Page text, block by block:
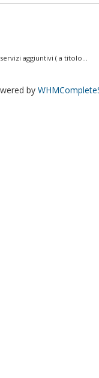
aggiuntivi ( a titolo...
by